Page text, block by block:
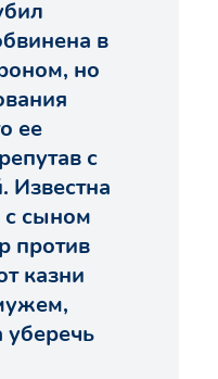
в
но
ее
с
с сыном
против
казни
уберечь